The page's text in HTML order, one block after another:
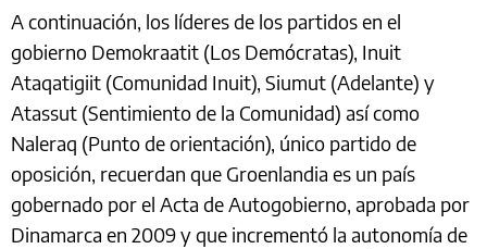
A continuación, los líderes de los partidos en el
gobierno Demokraatit (Los Demócratas), Inuit
Ataqatigiit (Comunidad Inuit), Siumut (Adelante) y
Atassut (Sentimiento de la Comunidad) así como
Naleraq (Punto de orientación), único partido de
oposición, recuerdan que Groenlandia es un país
gobernado por el Acta de Autogobierno, aprobada por
Dinamarca en 2009 y que incrementó la autonomía de